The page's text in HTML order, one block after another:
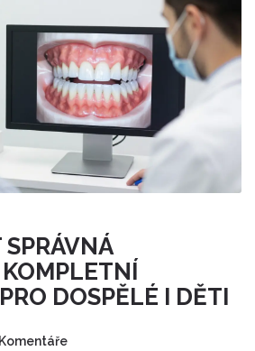
DOSPĚLÉ I DĚTI